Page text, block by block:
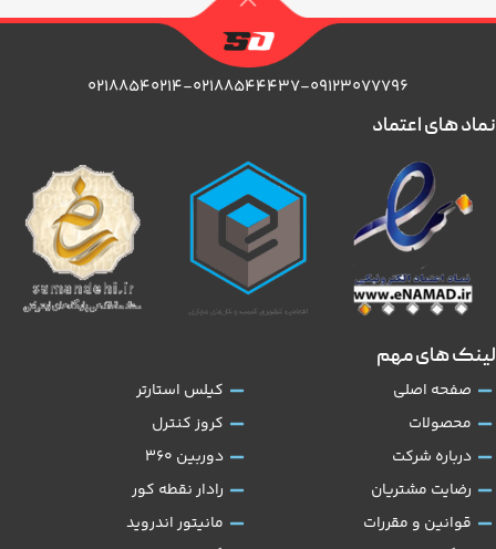
۰۲۱۸۸۵۴۰۲۱۴-۰۲۱۸۸۵۴۴۴۳۷-۰۹۱۲۳۰۷۷۷۹۶
لینک های مهم
صفحه اصلی
محصولات
درباره شرکت
رضایت مشتریان
قوانین و مقررات
کیلس استارتر
کروز کنترل
دوربین 360
رادار نقطه کور
مانیتور اندروید
نماد های اعتماد